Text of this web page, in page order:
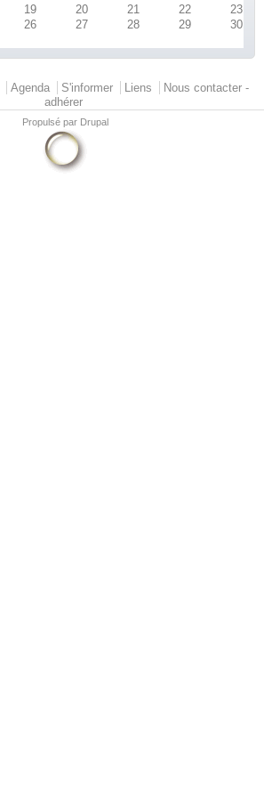
19 20 21 22
23
26 27 28 29
30
Agenda S'informer Liens
Nous contacter -
adhérer
Propulsé par Drupal